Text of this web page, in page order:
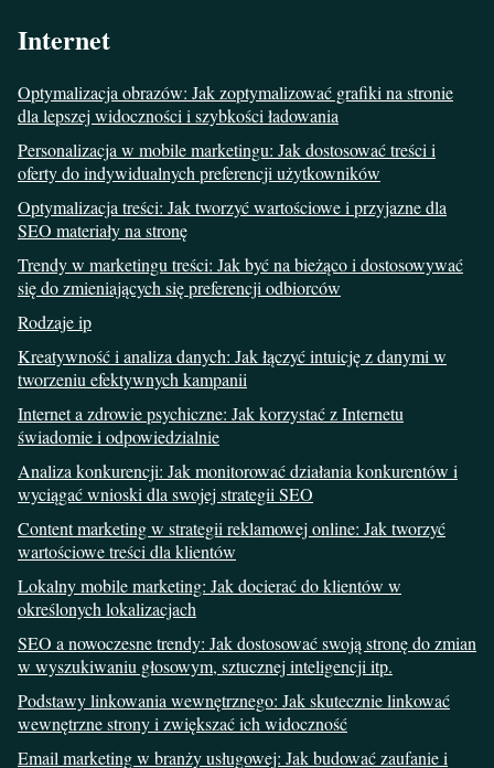
Internet
Optymalizacja obrazów: Jak zoptymalizować grafiki na stronie
dla lepszej widoczności i szybkości ładowania
Personalizacja w mobile marketingu: Jak dostosować treści i
oferty do indywidualnych preferencji użytkowników
Optymalizacja treści: Jak tworzyć wartościowe i przyjazne dla
SEO materiały na stronę
Trendy w marketingu treści: Jak być na bieżąco i dostosowywać
się do zmieniających się preferencji odbiorców
Rodzaje ip
Kreatywność i analiza danych: Jak łączyć intuicję z danymi w
tworzeniu efektywnych kampanii
Internet a zdrowie psychiczne: Jak korzystać z Internetu
świadomie i odpowiedzialnie
Analiza konkurencji: Jak monitorować działania konkurentów i
wyciągać wnioski dla swojej strategii SEO
Content marketing w strategii reklamowej online: Jak tworzyć
wartościowe treści dla klientów
Lokalny mobile marketing: Jak docierać do klientów w
określonych lokalizacjach
SEO a nowoczesne trendy: Jak dostosować swoją stronę do zmian
w wyszukiwaniu głosowym, sztucznej inteligencji itp.
Podstawy linkowania wewnętrznego: Jak skutecznie linkować
wewnętrzne strony i zwiększać ich widoczność
Email marketing w branży usługowej: Jak budować zaufanie i